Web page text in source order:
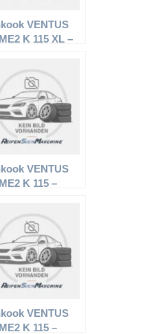
VENTUS
K 115 XL –
VENTUS
K 115 –
VENTUS
K 115 –